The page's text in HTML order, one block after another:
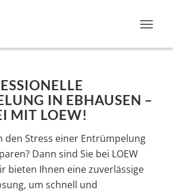
IN EBHAUSEN –
MIT LOEW!
den Stress einer Entrümpelung
Dann sind Sie bei LOEW
bieten Ihnen eine zuverlässige
um schnell und